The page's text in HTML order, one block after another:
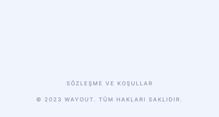
© 2023 WAYOUT. TÜM HAKLARI SAKLIDIR.
SÖZLEŞME VE KOŞULLAR